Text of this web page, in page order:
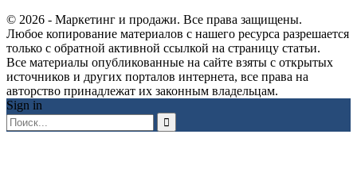
© 2026 - Маркетинг и продажи. Все права защищены.
Любое копирование материалов с нашего ресурса разрешается
только с обратной активной ссылкой на страницу статьи.
Все материалы опубликованные на сайте взяты с открытых
источников и других порталов интернета, все права на
авторство принадлежат их законным владельцам.
Sign in